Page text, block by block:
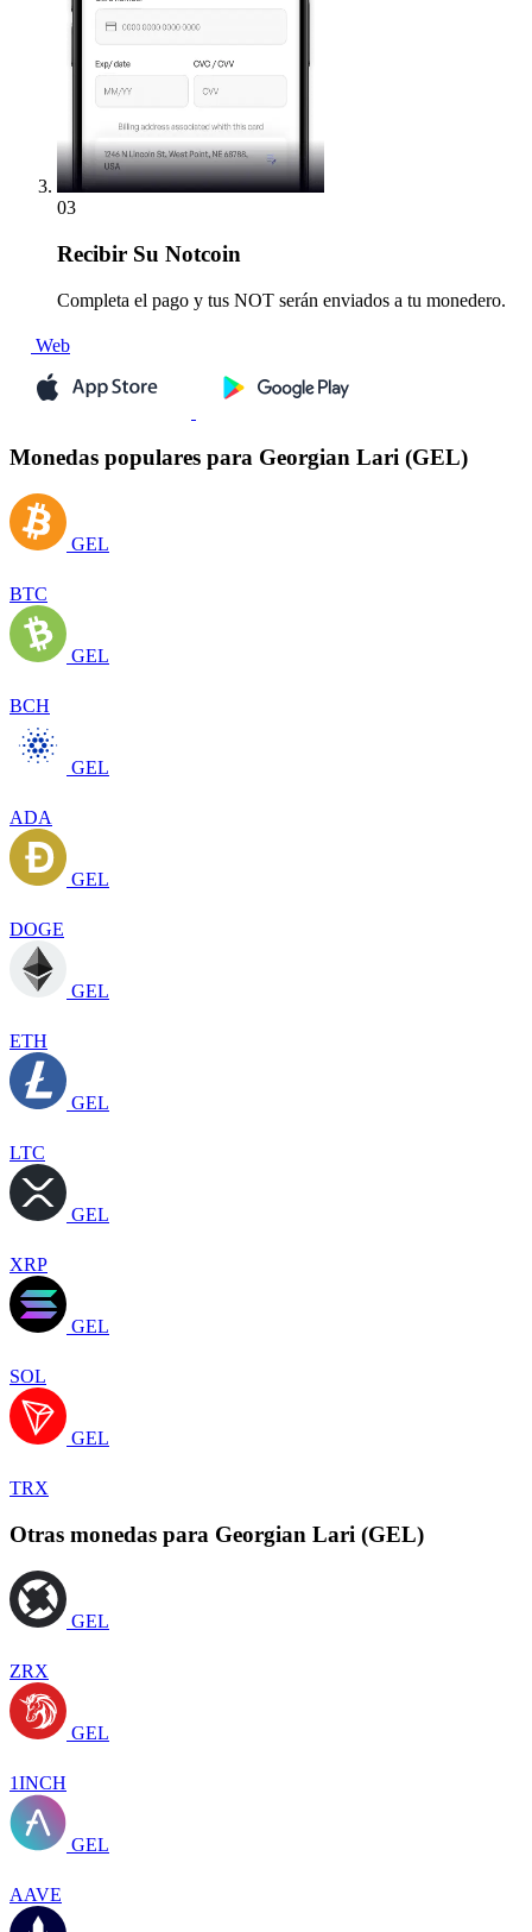
03
Recibir Su Notcoin
Completa el pago y tus NOT serán enviados a tu monedero.
Web
Monedas populares para Georgian Lari (GEL)
GEL
BTC
GEL
BCH
GEL
ADA
GEL
DOGE
GEL
ETH
GEL
LTC
GEL
XRP
GEL
SOL
GEL
TRX
Otras monedas para Georgian Lari (GEL)
GEL
ZRX
GEL
1INCH
GEL
AAVE